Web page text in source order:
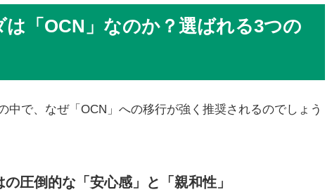
「OCN」なのか？選ばれる3つの
中で、なぜ「OCN」への移行が強く推奨されるのでしょう
圧倒的な「安心感」と「親和性」